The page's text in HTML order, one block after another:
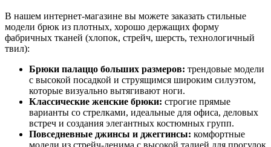
В нашем интернет-магазине вы можете заказать стильные
модели брюк из плотных, хорошо держащих форму
фабричных тканей (хлопок, стрейч, шерсть, технологичный
твил):
Брюки палаццо больших размеров: трендовые модели
с высокой посадкой и струящимся широким силуэтом,
которые визуально вытягивают ноги.
Классические женские брюки: строгие прямые
варианты со стрелками, идеальные для офиса, деловых
встреч и создания элегантных костюмных групп.
Повседневные джинсы и джеггинсы: комфортные